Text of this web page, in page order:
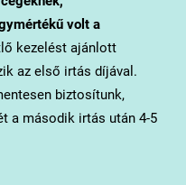
volt a
kezelést ajánlott
az első irtás díjával.
biztosítunk,
a második irtás után 4-5